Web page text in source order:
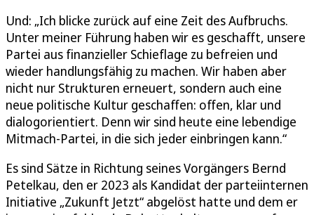
Und: „Ich blicke zurück auf eine Zeit des Aufbruchs.
Unter meiner Führung haben wir es geschafft, unsere
Partei aus finanzieller Schieflage zu befreien und
wieder handlungsfähig zu machen. Wir haben aber
nicht nur Strukturen erneuert, sondern auch eine
neue politische Kultur geschaffen: offen, klar und
dialogorientiert. Denn wir sind heute eine lebendige
Mitmach-Partei, in die sich jeder einbringen kann.“
Es sind Sätze in Richtung seines Vorgängers Bernd
Petelkau, den er 2023 als Kandidat der parteiinternen
Initiative „Zukunft Jetzt“ abgelöst hatte und dem er